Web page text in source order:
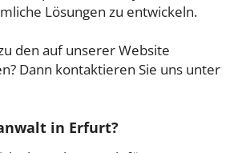
Lösungen zu entwickeln.
den auf unserer Website
Dann kontaktieren Sie uns unter
in Erfurt?